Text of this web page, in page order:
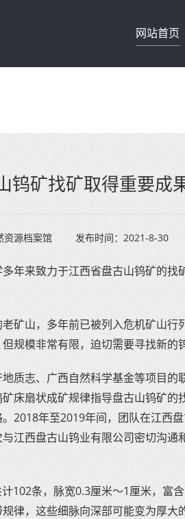
网站首页
钨矿找矿取得重要成
资源档案馆 发布时间：2021-8-30
年来致力于江西省盘古山钨矿的找
矿山，多年前已被列入危机矿山行
规模非常有限，迫切需要寻找新的
质志、广西自然科学基金等项目的
床扇状成矿规律指导盘古山钨矿的
2018年至2019年间，团队在江西
江西盘古山钨业有限公司密切沟通
102条，脉宽0.3厘米～1厘米，富
律，这些细脉向深部可能变为厚大